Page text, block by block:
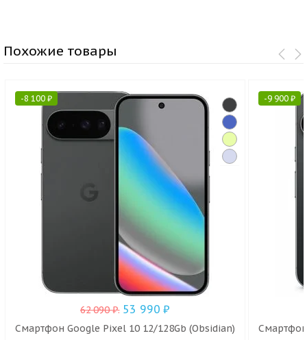
Похожие товары
-8 100₽
62 090₽. 53 990₽
Смартфон Google Pixel 10 12/128Gb (Obsidian)
-9 900₽